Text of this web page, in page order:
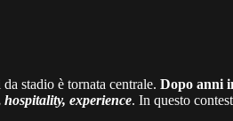
stadio è tornata centrale. Dopo anni
hospitality, experience. In questo